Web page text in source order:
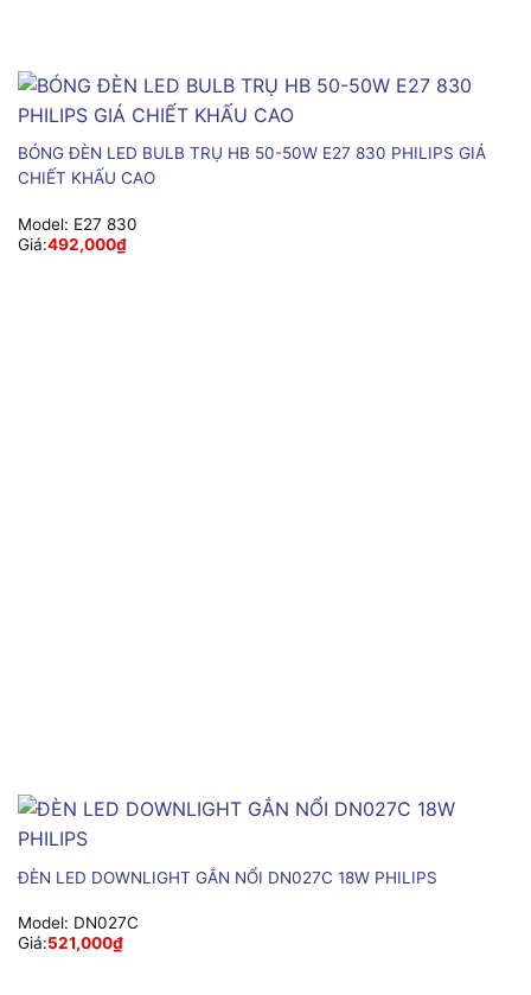
BÓNG ĐÈN LED BULB TRỤ HB 50-50W E27 830 PHILIPS GIÁ
CHIẾT KHẤU CAO
Model: E27 830
Giá:492,000₫
ĐÈN LED DOWNLIGHT GẮN NỔI DN027C 18W PHILIPS
Model: DN027C
Giá:521,000₫